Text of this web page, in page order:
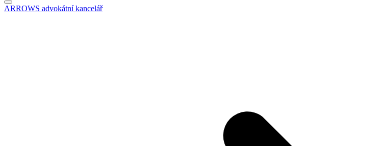
ARROWS advokátní kancelář